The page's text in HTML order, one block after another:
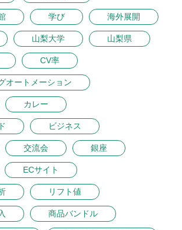
学び 海外展開
山梨大学 山梨県
CV率
オートメーション
カレー
ビジネス
交流会 銀座
ECサイト
リフト値
商品バンドル